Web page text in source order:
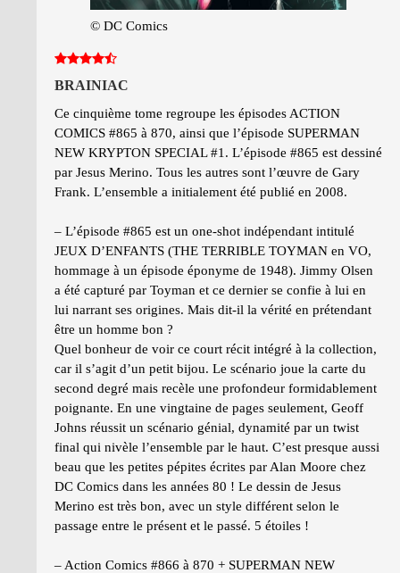
© DC Comics
BRAINIAC
Ce cinquième tome regroupe les épisodes ACTION
COMICS #865 à 870, ainsi que l’épisode SUPERMAN
NEW KRYPTON SPECIAL #1. L’épisode #865 est dessiné
par Jesus Merino. Tous les autres sont l’œuvre de Gary
Frank. L’ensemble a initialement été publié en 2008.
– L’épisode #865 est un one-shot indépendant intitulé
JEUX D’ENFANTS (THE TERRIBLE TOYMAN en VO,
hommage à un épisode éponyme de 1948). Jimmy Olsen
a été capturé par Toyman et ce dernier se confie à lui en
lui narrant ses origines. Mais dit-il la vérité en prétendant
être un homme bon ?
Quel bonheur de voir ce court récit intégré à la collection,
car il s’agit d’un petit bijou. Le scénario joue la carte du
second degré mais recèle une profondeur formidablement
poignante. En une vingtaine de pages seulement, Geoff
Johns réussit un scénario génial, dynamité par un twist
final qui nivèle l’ensemble par le haut. C’est presque aussi
beau que les petites pépites écrites par Alan Moore chez
DC Comics dans les années 80 ! Le dessin de Jesus
Merino est très bon, avec un style différent selon le
passage entre le présent et le passé. 5 étoiles !
– Action Comics #866 à 870 + SUPERMAN NEW